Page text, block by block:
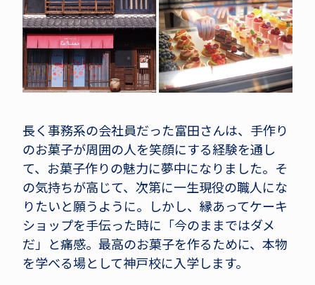
長く事務系の会社員だった富田さんは、手作り
のお菓子が周囲の人を笑顔にする経験を通し
て、お菓子作りの魅力に夢中になりました。そ
の気持ちが高じて、次第に一生現役の職人にな
りたいと願うように。しかし、縁あってケーキ
ショップを手伝った時に「今のままではダメ
だ」と痛感。最高のお菓子を作るために、本物
を学べる場として神戸校に入学します。